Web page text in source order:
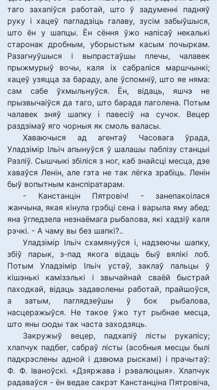
таго захапіўся работай, што ў задуменні падняў
руку і хацеў пагладзіць галаву, зусім забыўшыся,
што ён у шапцы. Ён сёння ўжо напісаў некалькі
старонак дробным, уборыстым касым почыркам.
Разагнуўшыся і выпрастаўшы плечы, чалавек
прыжмурыў вочы, каля іх сабраліся маршчынкі;
хацеў узяцца за бараду, але ўспомніў, што яе няма:
сам сабе ўхмыльнуўся. Ён, відаць, яшчэ не
прызвычаіўся да таго, што барада паголена. Потым
чалавек зняў шапку і павесіў на сучок. Вецер
раздзімаў яго чорныя як смоль валасы.
Хаваючыся ад агентаў Часовага ўрада,
Уладзімір Ільіч апынуўся ў шалашы паблізу станцыі
Разліў. Сышчыкі збіліся з ног, каб знайсці месца, дзе
хаваўся Ленін, але гэта не так лёгка зрабіць. Ленін
быў вопытным канспіратарам.
- Канстанцін Пятровіч! - занепакоілася
жанчына, якая кінула грэбці сена і варыла яму абед:
яна ўгледзела незнаёмага рыбалова, які хадзіў каля
рэчкі. - А чаму вы без шапкі?..
Уладзімір Ільіч схамянуўся і, надзеючы шапку,
збіў парык, з-пад якога відаць быў вялікі лоб.
Потым Уладзімір Ільіч устаў, заклаў пальцы ў
кішэнькі камізэлькі і звычайнай сваёй быстрай
паходкай, відаць задаволены работай, прайшоўся,
а затым, паглядзеўшы ў бок рыбалова,
насцеражыўся. Не такое ўжо тут рыбнае месца,
што яны сюды так часта заходзяць.
Закружыў вецер, падхапіў лісты рукапісу;
хлапчук падбег, сабраў лісты (асобныя месцы былі
падкрэслены адной і дзвюма рыскамі) і прачытаў:
Ф. Ф. Іваноўскі. «Дзяржава і рэвалюцыя». Хлапчук
радаваўся - ён ведае сакрэт Канстанціна Пятровіча,